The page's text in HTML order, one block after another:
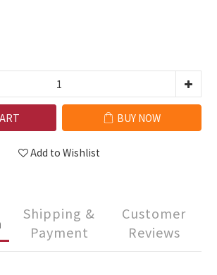
BUY NOW
Add to Wishlist
Shipping &
Payment
Customer
Reviews